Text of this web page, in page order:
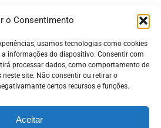
o Consentimento
usamos tecnologias como cookies
informações do dispositivo. Consentir com
processar dados, como comportamento de
site. Não consentir ou retirar o
certos recursos e funções.
Aceitar